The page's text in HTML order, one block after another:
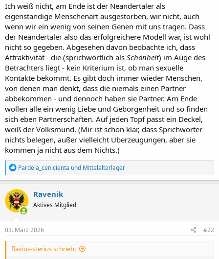
m
Ich weiß nicht, am Ende ist der Neandertaler als
eigenständige Menschenart ausgestorben, wir nicht, auch
wenn wir ein wenig von seinen Genen mit uns tragen. Dass
der Neandertaler also das erfolgreichere Modell war, ist wohl
nicht so gegeben. Abgesehen davon beobachte ich, dass
Attraktivität - die (sprichwörtlich als Schönheit) im Auge des
Betrachters liegt - kein Kriterium ist, ob man sexuelle
Kontakte bekommt. Es gibt doch immer wieder Menschen,
von denen man denkt, dass die niemals einen Partner
abbekommen - und dennoch haben sie Partner. Am Ende
wollen alle ein wenig Liebe und Geborgenheit und so finden
sich eben Partnerschaften. Auf jeden Topf passt ein Deckel,
weiß der Volksmund. (Mir ist schon klar, dass Sprichwörter
nichts belegen, außer vielleicht Überzeugungen, aber sie
kommen ja nicht aus dem Nichts.)
R
e
a
k
t
i
o
n
e
Pardela_cenicienta und Mittelalterlager
Ravenik
Aktives Mitglied
03. März 2026 #22
flavius-sterius schrieb: